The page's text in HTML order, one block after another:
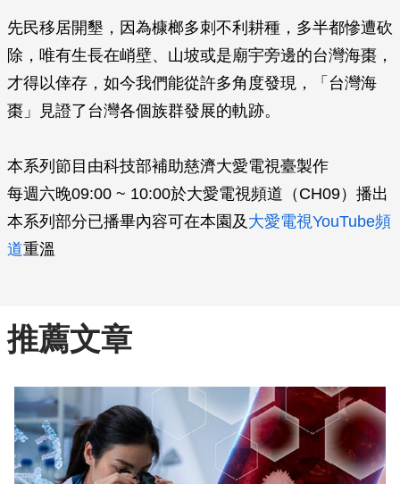
先民移居開墾，因為槺榔多刺不利耕種，多半都慘遭砍
除，唯有生長在峭壁、山坡或是廟宇­旁邊的台灣海棗，
才得以倖存，如今我們能從許多角度發現，「台灣海
棗」見證了台灣各個­族群發展的軌跡。
本系列節目由科技部補助慈濟大愛電視臺製作
每週六晚09:00 ~ 10:00於大愛電視頻道（CH09）播出
本系列部分已播畢內容可在本園及 大愛電視YouTube頻
道重溫
推薦文章